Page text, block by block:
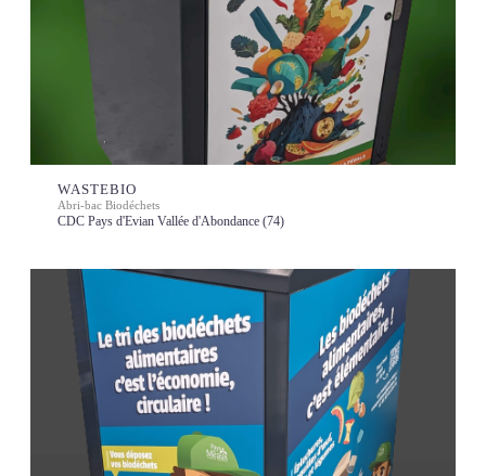
WASTEBIO
Abri-bac Biodéchets
CDC Pays d'Evian Vallée d'Abondance (74)